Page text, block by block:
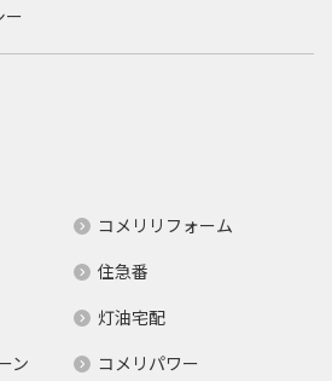
ー
コメリリフォーム
住急番
灯油宅配
ン
コメリパワー